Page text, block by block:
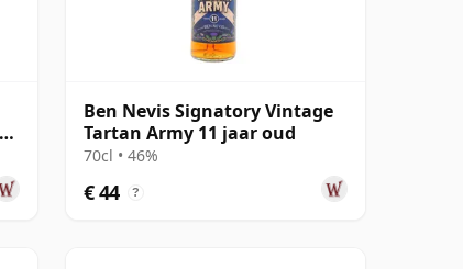
Ben Nevis Signatory Vintage
Tartan Army 11 jaar oud
70cl • 46%
€ 44 ?